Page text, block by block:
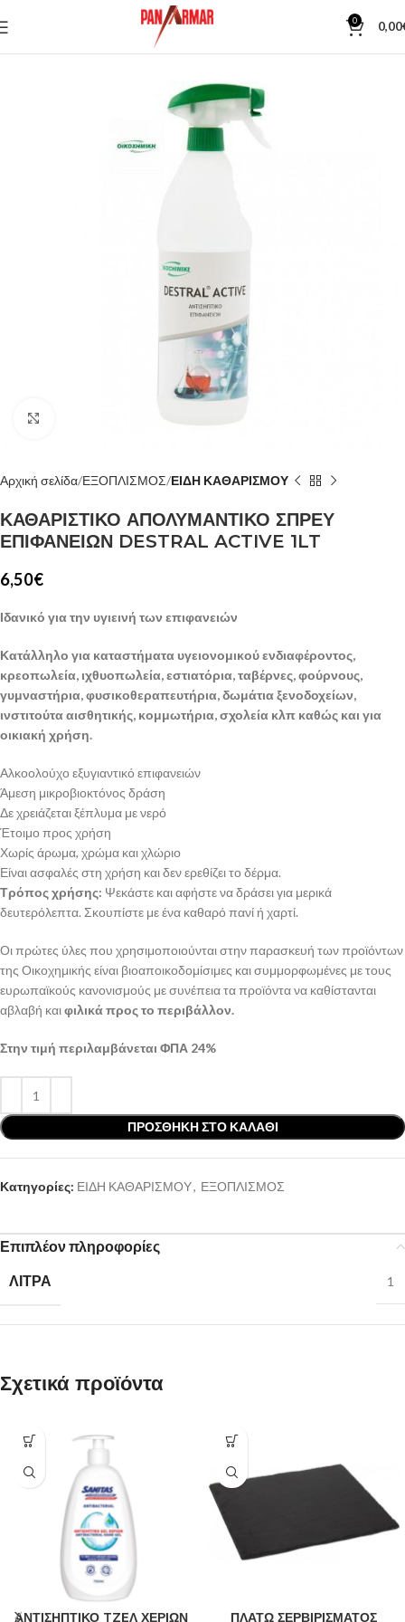
0 0,00
Αρχική σελίδα ΕΞΟΠΛΙΣΜΟΣ ΕΙΔΗ ΚΑΘΑΡΙΣΜΟΥ
ΚΑΘΑΡΙΣΤΙΚΟ ΑΠΟΛΥΜΑΝΤΙΚΟ ΣΠΡΕΥ
ΕΠΙΦΑΝΕΙΩΝ DESTRAL ACTIVE 1LT
6,50€
Ιδανικό για την υγιεινή των επιφανειών
Κατάλληλο για καταστήματα υγειονομικού ενδιαφέροντος,
κρεοπωλεία, ιχθυοπωλεία, εστιατόρια, ταβέρνες, φούρνους,
γυμναστήρια, φυσικοθεραπευτήρια, δωμάτια ξενοδοχείων,
ινστιτούτα αισθητικής, κομμωτήρια, σχολεία κλπ καθώς και για
οικιακή χρήση.
Αλκοολούχο εξυγιαντικό επιφανειών
Άμεση μικροβιοκτόνος δράση
Δε χρειάζεται ξέπλυμα με νερό
Έτοιμο προς χρήση
Χωρίς άρωμα, χρώμα και χλώριο
Είναι ασφαλές στη χρήση και δεν ερεθίζει το δέρμα.
Τρόπος χρήσης: Ψεκάστε και αφήστε να δράσει για μερικά
δευτερόλεπτα. Σκουπίστε με ένα καθαρό πανί ή χαρτί.
Οι πρώτες ύλες που χρησιμοποιούνται στην παρασκευή των προϊόντων
της Οικοχημικής είναι βιοαποικοδομίσιμες και συμμορφωμένες με τους
ευρωπαϊκούς κανονισμούς με συνέπεια τα προϊόντα να καθίστανται
αβλαβή καιφιλικά προς το περιβάλλον.
Στην τιμή περιλαμβάνεται ΦΠΑ 24%
ΠΡΟΣΘΉΚΗ ΣΤΟ ΚΑΛΆΘΙ
Κατηγορίες: ΕΙΔΗ ΚΑΘΑΡΙΣΜΟΥ, ΕΞΟΠΛΙΣΜΟΣ
Επιπλέον πληροφορίες
ΛΙΤΡΑ
1
Σχετικά προϊόντα
ΑΝΤΙΣΗΠΤΙΚΟ TZEΛ ΧΕΡΙΩΝ
ΠΛΑΤΩ ΣΕΡΒΙΡΙΣΜΑΤΟΣ